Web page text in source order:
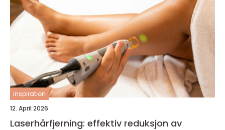
inspiration
12. April 2026
Laserhårfjerning: effektiv reduksjon av